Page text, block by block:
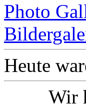
Photo
Heute
Wir